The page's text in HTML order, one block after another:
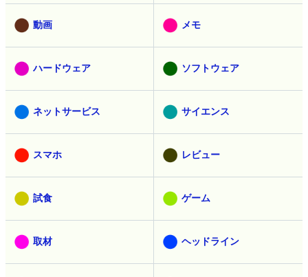
動画 メモ
ハードウェア ソフトウェア
ネットサービス サイエンス
スマホ レビュー
試食 ゲーム
取材 ヘッドライン